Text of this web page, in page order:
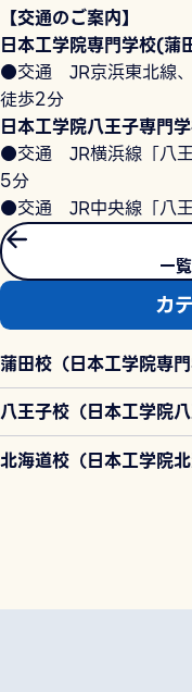
【交通のご案内】
日本工学院専門学校(蒲
●交通 JR京浜東北線、
徒歩2分
日本工学院八王子専門
●交通 JR横浜線「八王
5分
●交通 JR中央線「八王
一
カ
蒲田校（日本工学院専門
八王子校（日本工学院八
北海道校（日本工学院